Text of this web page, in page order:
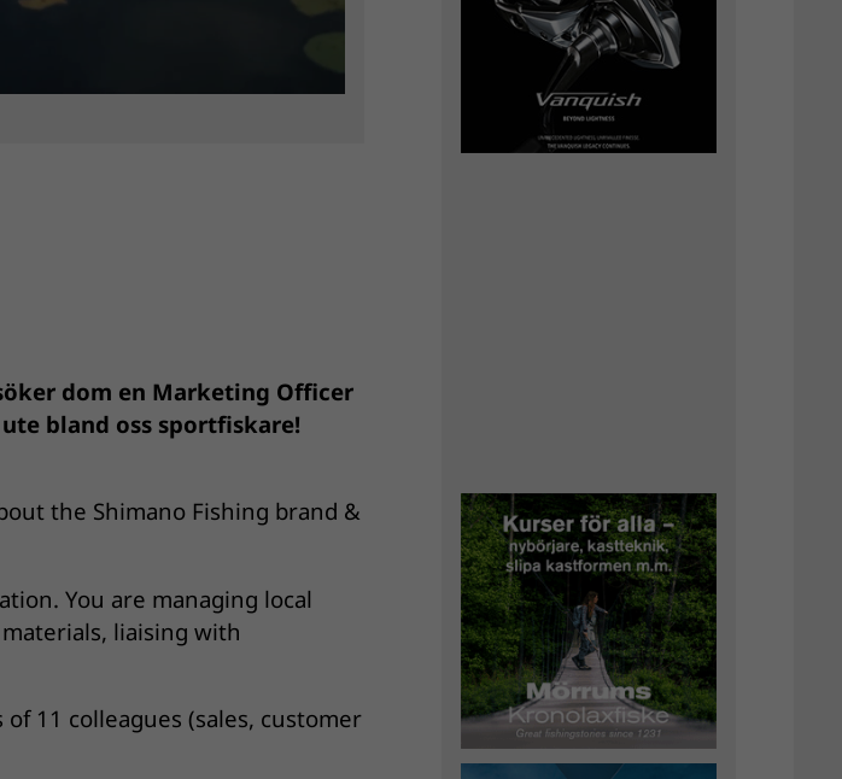
dom en Marketing Officer
bland oss sportfiskare!
the Shimano Fishing brand &
You are managing local
liaising with
11 colleagues (sales, customer